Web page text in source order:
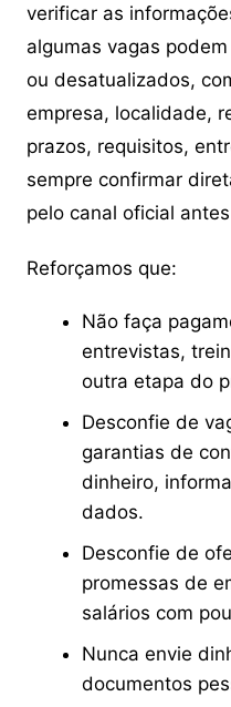
verificar as
algumas vagas
ou desatualizados,
empresa, localidade,
prazos, requisitos,
sempre confirmar
pelo canal oficial
Reforçamos que:
Não faça
entrevistas,
outra etapa do
Desconfie de
garantias de
dinheiro,
dados.
Desconfie de
promessas de
salários com
Nunca envie
documentos